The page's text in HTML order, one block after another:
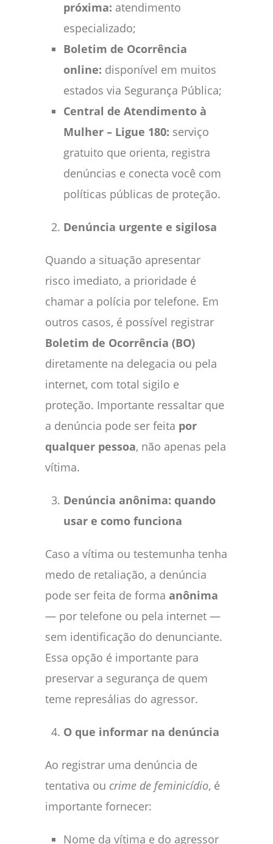
próxima: atendimento
especializado;
Boletim de Ocorrência
online: disponível em muitos
estados via Segurança Pública;
Central de Atendimento à
Mulher – Ligue 180: serviço
gratuito que orienta, registra
denúncias e conecta você com
políticas públicas de proteção.
Denúncia urgente e sigilosa
Quando a situação apresentar
risco imediato, a prioridade é
chamar a polícia por telefone. Em
outros casos, é possível registrar
Boletim de Ocorrência (BO)
diretamente na delegacia ou pela
internet, com total sigilo e
proteção. Importante ressaltar que
a denúncia pode ser feita por
qualquer pessoa, não apenas pela
vítima.
Denúncia anônima: quando
usar e como funciona
Caso a vítima ou testemunha tenha
medo de retaliação, a denúncia
pode ser feita de forma anônima
— por telefone ou pela internet —
sem identificação do denunciante.
Essa opção é importante para
preservar a segurança de quem
teme represálias do agressor.
O que informar na denúncia
Ao registrar uma denúncia de
tentativa ou crime de feminicídio, é
importante fornecer:
Nome da vítima e do agressor